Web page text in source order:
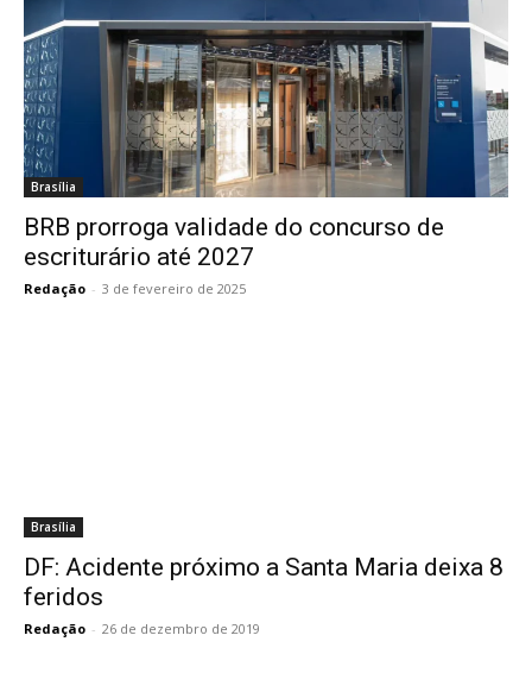
Brasília
BRB prorroga validade do concurso de
escriturário até 2027
Redação - 3 de fevereiro de 2025
Brasília
DF: Acidente próximo a Santa Maria deixa 8
feridos
Redação - 26 de dezembro de 2019